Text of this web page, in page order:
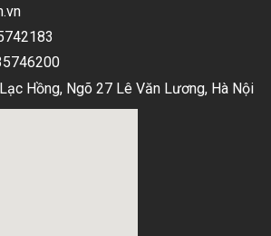
Hồng, Ngõ 27 Lê Văn Lương, Hà Nội